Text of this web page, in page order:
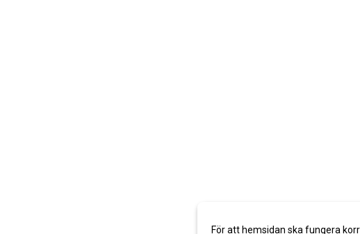
För att hemsidan ska fungera